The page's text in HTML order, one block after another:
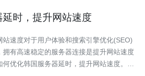
时，提升网站速度
速度对于用户体验和搜索引擎优化(SEO)
拥有高速稳定的服务器连接是提升网站速度
优化韩国服务器延时，提升网站速度。